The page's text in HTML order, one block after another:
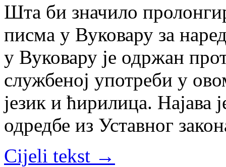
Шта би значило
писма у Вуковару за
у Вуковару је одржан
службеној употреби у
језик и ћирилица. Најава
одредбе из Уставног
Cijeli tekst →